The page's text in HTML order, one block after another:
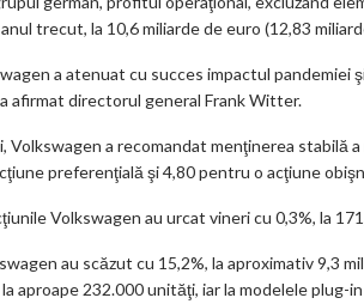
k
m
ar
ks
trecut, la 10,6 miliarde de euro (12,83
a atenuat cu succes impactul
afirmat directorul general Frank Witter.
a recomandat menţinerea stabilă
preferenţială şi 4,80 pentru o acţiune
Volkswagen au urcat vineri cu 0,3%, la
au scăzut cu 15,2%, la aproximativ 9,3
aproape 232.000 unităţi, iar la modelele plug-